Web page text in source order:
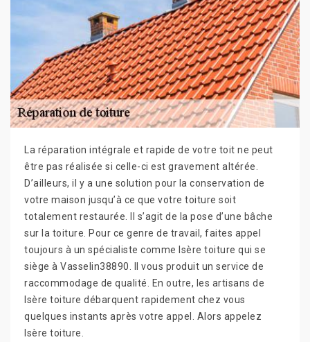
La réparation intégrale et rapide de votre toit ne peut
être pas réalisée si celle-ci est gravement altérée.
D’ailleurs, il y a une solution pour la conservation de
votre maison jusqu’à ce que votre toiture soit
totalement restaurée. Il s’agit de la pose d’une bâche
sur la toiture. Pour ce genre de travail, faites appel
toujours à un spécialiste comme Isère toiture qui se
siège à Vasselin38890. Il vous produit un service de
raccommodage de qualité. En outre, les artisans de
Isère toiture débarquent rapidement chez vous
quelques instants après votre appel. Alors appelez
Isère toiture.